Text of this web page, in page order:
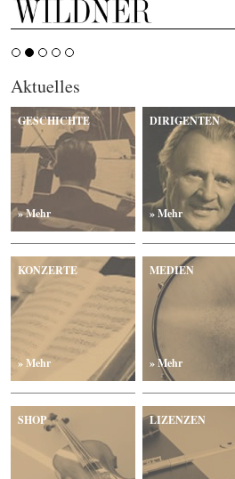
Aktuelles
GESCHICHTE
» Mehr
DIRIGENTEN
» Mehr
KONZERTE
» Mehr
MEDIEN
» Mehr
SHOP LIZENZEN